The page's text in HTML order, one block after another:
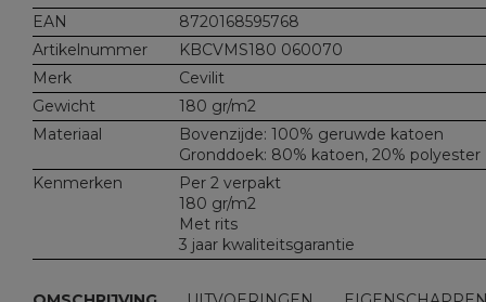
EAN
8720168595768
Artikelnummer
KBCVMS180 060070
Merk
Cevilit
Gewicht
180 gr/m2
Materiaal
Bovenzijde: 100% geruwde katoen
Gronddoek: 80% katoen, 20% polyester
Kenmerken
Per 2 verpakt
180 gr/m2
Met rits
3 jaar kwaliteitsgarantie